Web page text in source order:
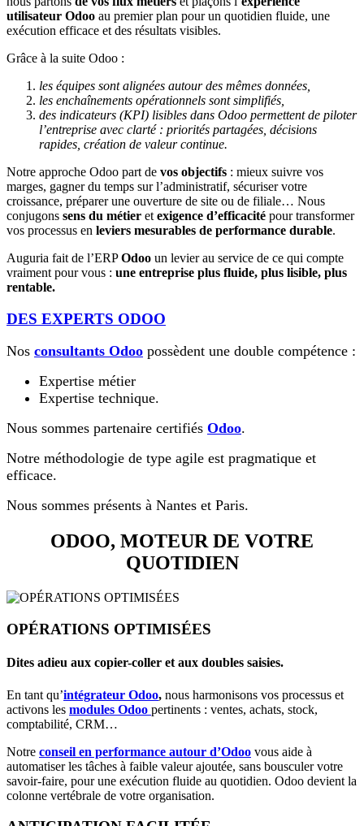
utilisateur Odoo au premier plan pour un quotidien fluide, une
exécution efficace et des résultats visibles.
Grâce à la suite Odoo :
les équipes sont alignées autour des mêmes données,
les enchaînements opérationnels sont simplifiés,
des indicateurs (KPI) lisibles dans Odoo permettent de piloter
l’entreprise avec clarté : priorités partagées, décisions
rapides, création de valeur continue.
Notre approche Odoo part de vos objectifs : mieux suivre vos
marges, gagner du temps sur l’administratif, sécuriser votre
croissance, préparer une ouverture de site ou de filiale… Nous
conjugons sens du métier et exigence d’efficacité pour transformer
vos processus en leviers mesurables de performance durable.
Auguria fait de l’ERPOdoo un levier au service de ce qui compte
vraiment pour vous : une entreprise plus fluide, plus lisible, plus
rentable.
DES EXPERTS ODOO
Nos consultants Odoo possèdent une double compétence :
Expertise métier
Expertise technique.
Nous sommes partenaire certifiés Odoo.
Notre méthodologie de type agile est pragmatique et
efficace.
Nous sommes présents à Nantes et Paris.
ODOO, MOTEUR DE VOTRE
QUOTIDIEN
OPÉRATIONS OPTIMISÉES
Dites adieu aux copier-coller et aux doubles saisies.
En tant qu’intégrateur Odoo, nous harmonisons vos processus et
activons les modules Odoo pertinents : ventes, achats, stock,
comptabilité, CRM…
Notre conseil en performance autour d’Odoo vous aide à
automatiser les tâches à faible valeur ajoutée, sans bousculer votre
savoir-faire, pour une exécution fluide au quotidien. Odoo devient la
colonne vertébrale de votre organisation.